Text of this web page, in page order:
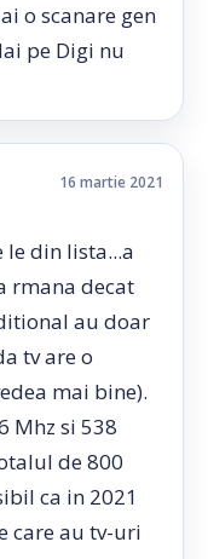
o scanare gen
pe Digi nu
16 martie 2021
le din lista...a
rmana decat
au doar
tv are o
mai bine).
Mhz si 538
de 800
ca in 2021
care au tv-uri